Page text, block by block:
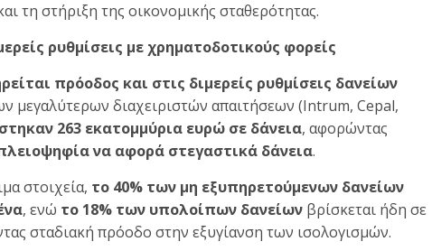
τη στήριξη της οικονομικής σταθερότητας.
ρυθμίσεις με χρηματοδοτικούς φορείς
πρόοδος και στις διμερείς ρυθμίσεις δανείων
μεγαλύτερων διαχειριστών απαιτήσεων (Intrum, Cepal,
263 εκατομμύρια ευρώ σε δάνεια, αφορώντας
να αφορά στεγαστικά δάνεια.
στοιχεία, το 40% των μη εξυπηρετούμενων δανείων
, ενώ το 18% των υπολοίπων δανείων βρίσκεται ήδη σε
σταδιακή πρόοδο στην εξυγίανση των ισολογισμών.